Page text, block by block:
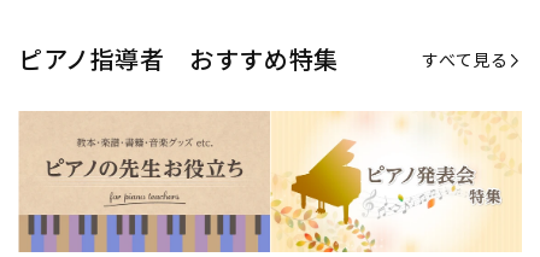
ピアノ指導者 おすすめ特集 すべて見る